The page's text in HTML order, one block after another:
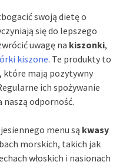
swoją dietę o
się do lepszego
uwagę na kiszonki,
kiszone. Te produkty to
, które mają pozytywny
ich spożywanie
odporność.
menu są kwasy
morskich, takich jak
włoskich i nasionach